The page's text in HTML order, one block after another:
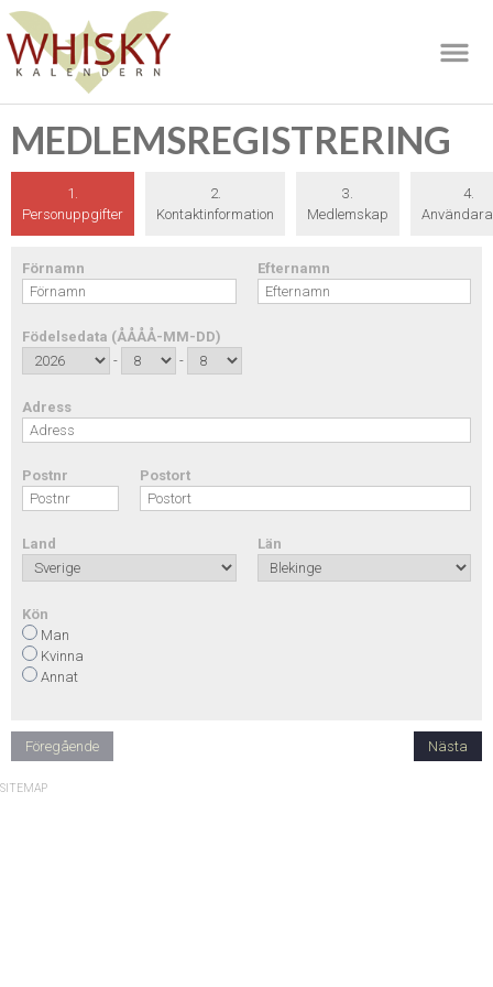
MEDLEMSREGISTRERING
1.
Personuppgifter
2.
Kontaktinformation
3.
Medlemskap
4.
Förnamn Efternamn
Födelsedata (ÅÅÅÅ-MM-DD)
-
-
Adress
Postnr Postort
Land Län
Kön
Man
Kvinna
Annat
Föregående Nästa
SITEMAP